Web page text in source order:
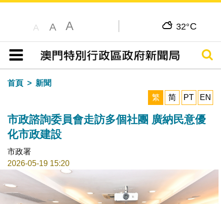
A A A 32°C
目錄
搜尋
首頁
新聞
繁
简 PT EN
市政諮詢委員會走訪多個社團 廣納民意優
化市政建設
市政署
2026-05-19 15:20